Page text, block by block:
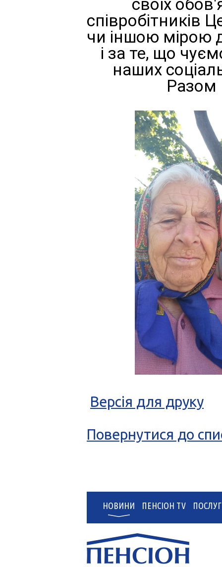
своїх
співробітників
чи іншою мірою
і за те, що
наших
Разом
Версія для друку
Повернутися до
НОВИНИ ПЕНСІОН TV